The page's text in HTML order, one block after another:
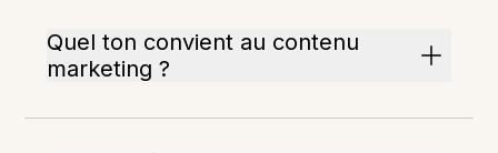
Quel ton convient au contenu
marketing ?